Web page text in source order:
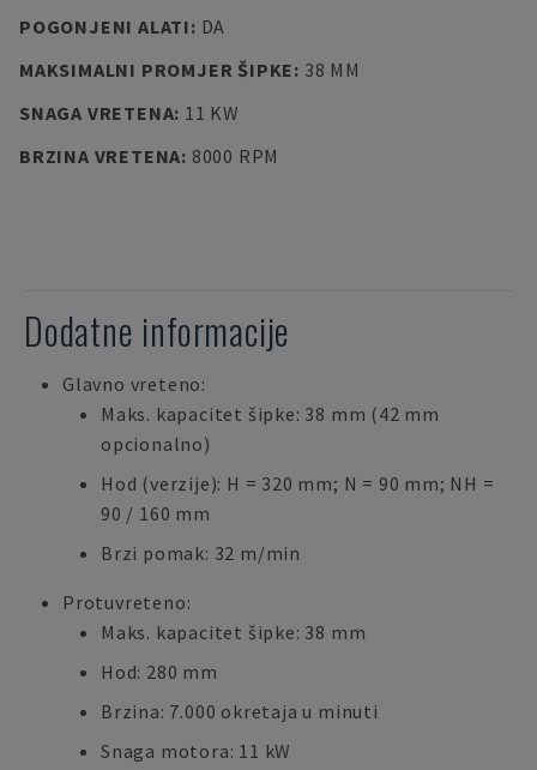
POGONJENI ALATI: DA
MAKSIMALNI PROMJER ŠIPKE: 38 MM
SNAGA VRETENA: 11 KW
BRZINA VRETENA: 8000 RPM
Dodatne informacije
Glavno vreteno:
Maks. kapacitet šipke: 38 mm (42 mm
opcionalno)
Hod (verzije): H = 320 mm; N = 90 mm; NH =
90 / 160 mm
Brzi pomak: 32 m/min
Protuvreteno:
Maks. kapacitet šipke: 38 mm
Hod: 280 mm
Brzina: 7.000 okretaja u minuti
Snaga motora: 11 kW